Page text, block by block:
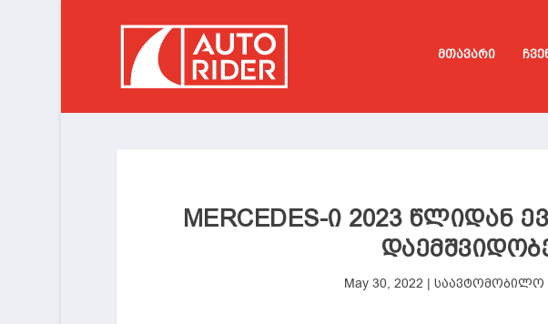
ᲛᲗᲐᲕᲐᲠᲘ
MERCEDES-Ი 2023 ᲬᲚᲘᲓᲐᲜ
May 30, 2022 | საავტომობილო